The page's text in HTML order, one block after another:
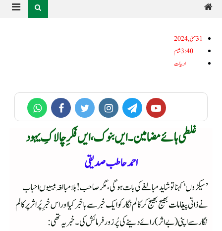
31مئی, 2024
3:40 شام
ادبیات
غلطی ہائے مضامین ۔ ایں بنوک، ایں فکرِ چالاکِ یہود
احمد حاطب صدیقی
’سیکڑوں‘ کہنا تو شاید مبالغے کی بات ہوگی، مگر صاحب! بلامبالغہ بیسیوں احباب
نے ذاتی پیغامات بھیج بھیج کرکالم نگار کو ایک خبر سے باخبر کیا اور اس خبرِ پُراثر پر کالم
نگار سے اپنی ( بے اثر ) رائے دینے کی پُرزور فرمائش کی۔ خبر یہ تھی: